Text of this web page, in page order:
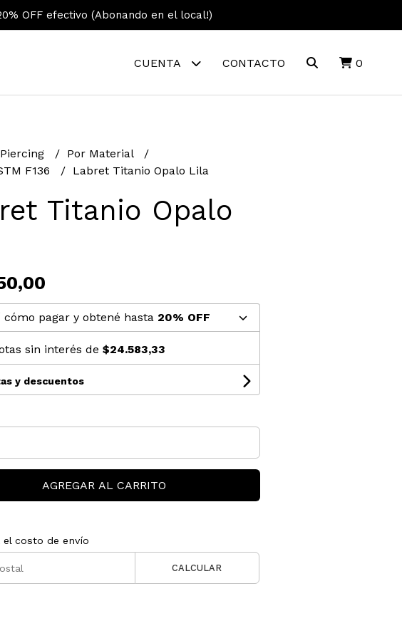
OFF efectivo (Abonando en el local!)
CUENTA CONTACTO 0
Piercing
Por Material
F136
Labret Titanio Opalo Lila
Titanio Opalo
cómo pagar y obtené hasta 20% OFF
sin interés de $24.583,33
y descuentos
AGREGAR AL CARRITO
el costo de envío
CALCULAR